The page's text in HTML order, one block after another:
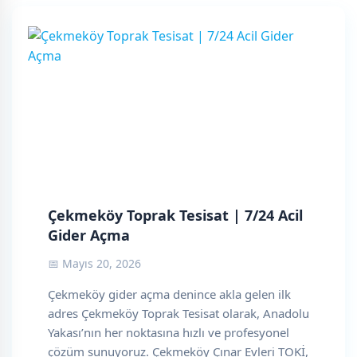
Çekmeköy Toprak Tesisat | 7/24 Acil
Gider Açma
📅 Mayıs 20, 2026
Çekmeköy gider açma denince akla gelen ilk
adres Çekmeköy Toprak Tesisat olarak, Anadolu
Yakası’nın her noktasına hızlı ve profesyonel
çözüm sunuyoruz. Çekmeköy Çınar Evleri TOKİ,